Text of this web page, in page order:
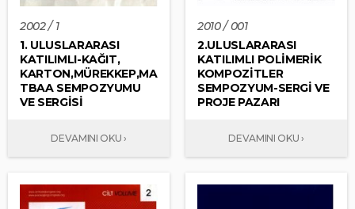
2002 / 1
1. ULUSLARARASI
KATILIMLI-KAĞIT,
KARTON,MÜREKKEP,MA
TBAA SEMPOZYUMU
VE SERGİSİ
2010 / 001
2.ULUSLARARASI
KATILIMLI POLİMERİK
KOMPOZİTLER
SEMPOZYUM-SERGİ VE
PROJE PAZARI